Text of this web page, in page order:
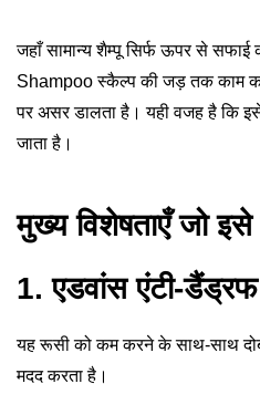
जहाँ सामान्य शैम्पू सिर्फ ऊपर से
Shampoo स्कैल्प की जड़ तक काम
पर असर डालता है। यही वजह है कि
जाता है।
मुख्य विशेषताएँ जो
1. एडवांस एंटी-डैंड्रफ
यह रूसी को कम करने के साथ-साथ
मदद करता है।